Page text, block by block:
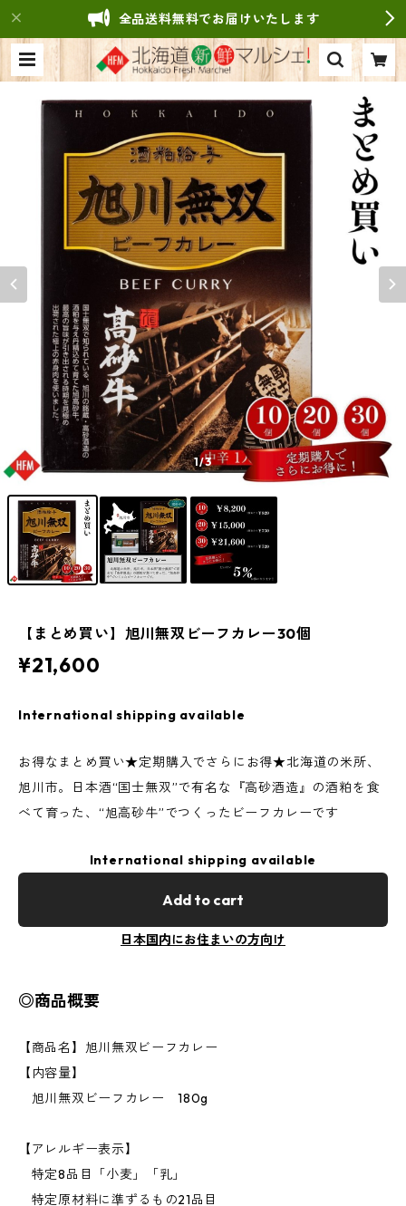
全品送料無料でお届けいたします
1/3
【まとめ買い】旭川無双ビーフカレー30個
¥21,600
International shipping available
お得なまとめ買い★定期購入でさらにお得★北海道の米所、
旭川市。日本酒“国士無双”で有名な『高砂酒造』の酒粕を食
べて育った、“旭高砂牛”でつくったビーフカレーです
International shipping available
Add to cart
日本国内にお住まいの方向け
◎商品概要
【商品名】旭川無双ビーフカレー
【内容量】
旭川無双ビーフカレー 180g
【アレルギー表示】
特定8品目「小麦」「乳」
特定原材料に準ずるもの21品目